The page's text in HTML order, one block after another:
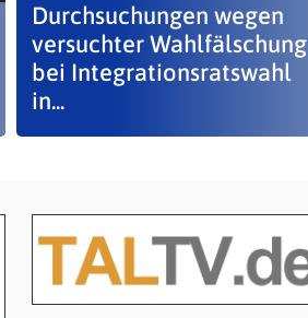
Durchsuchungen wegen
versuchter Wahlfälschung
bei Integrationsratswahl
in...